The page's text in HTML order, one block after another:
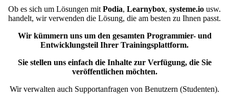
Ob es sich um Lösungen mit Podia, Learnybox, systeme.io usw.
handelt, wir verwenden die Lösung, die am besten zu Ihnen passt.
Wir kümmern uns um den gesamten Programmier- und
Entwicklungsteil Ihrer Trainingsplattform.
Sie stellen uns einfach die Inhalte zur Verfügung, die Sie
veröffentlichen möchten.
Wir verwalten auch Supportanfragen von Benutzern (Studenten).